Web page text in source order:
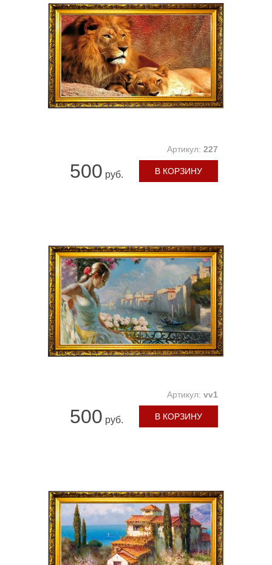
Артикул: 227
500 руб. В КОРЗИНУ
Артикул: vv1
500 руб. В КОРЗИНУ